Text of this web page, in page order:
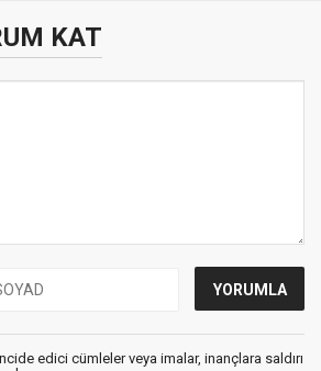
KAT
edici cümleler veya imalar, inançlara saldırı